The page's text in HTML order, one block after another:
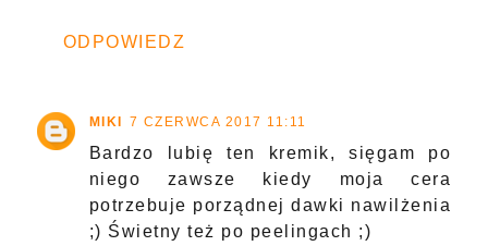
ODPOWIEDZ
MIKI 7 CZERWCA 2017 11:11
Bardzo lubię ten kremik, sięgam po
niego zawsze kiedy moja cera
potrzebuje porządnej dawki nawilżenia
;) Świetny też po peelingach ;)